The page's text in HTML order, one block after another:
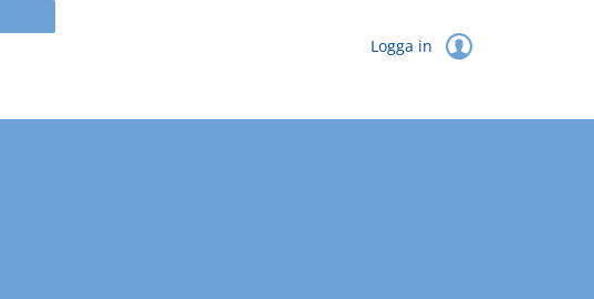
Logga in